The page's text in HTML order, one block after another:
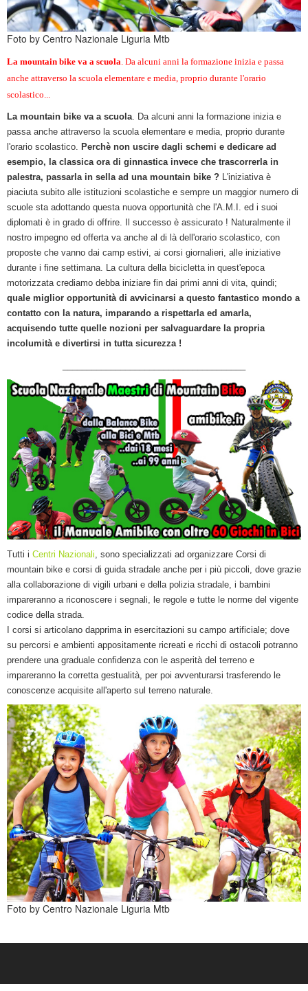
Foto by Centro Nazionale Liguria Mtb
La mountain bike va a scuola. Da alcuni anni la formazione inizia e passa
anche attraverso la scuola elementare e media, proprio durante l'orario
scolastico...
La mountain bike va a scuola. Da alcuni anni la formazione inizia e
passa anche attraverso la scuola elementare e media, proprio durante
l'orario scolastico. Perchè non uscire dagli schemi e dedicare ad
esempio, la classica ora di ginnastica invece che trascorrerla in
palestra, passarla in sella ad una mountain bike ?L'iniziativa è
piaciuta subito alle istituzioni scolastiche e sempre un maggior numero di
scuole sta adottando questa nuova opportunità che l'A.M.I. ed i suoi
diplomati è in grado di offrire. Il successo è assicurato ! Naturalmente il
nostro impegno ed offerta va anche al di là dell'orario scolastico, con
proposte che vanno dai camp estivi, ai corsi giornalieri, alle iniziative
durante i fine settimana. La cultura della bicicletta in quest'epoca
motorizzata crediamo debba iniziare fin dai primi anni di vita, quindi;
quale miglior opportunità di avvicinarsi a questo fantastico mondo a
contatto con la natura, imparando a rispettarla ed amarla,
acquisendo tutte quelle nozioni per salvaguardare la propria
incolumità e divertirsi in tutta sicurezza !
Tutti i Centri Nazionali, sono specializzati ad organizzare Corsi di
mountain bike e corsi di guida stradale anche per i più piccoli, dove grazie
alla collaborazione di vigili urbani e della polizia stradale, i bambini
impareranno a riconoscere i segnali, le regole e tutte le norme del vigente
codice della strada.
I corsi si articolano dapprima in esercitazioni su campo artificiale; dove
su percorsi e ambienti appositamente ricreati e ricchi di ostacoli potranno
prendere una graduale confidenza con le asperità del terreno e
impareranno la corretta gestualità, per poi avventurarsi trasferendo le
conoscenze acquisite all'aperto sul terreno naturale.
Foto by Centro Nazionale Liguria Mtb